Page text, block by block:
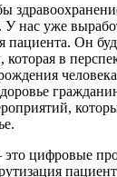
У нас уже
Он
которая в
цифровые